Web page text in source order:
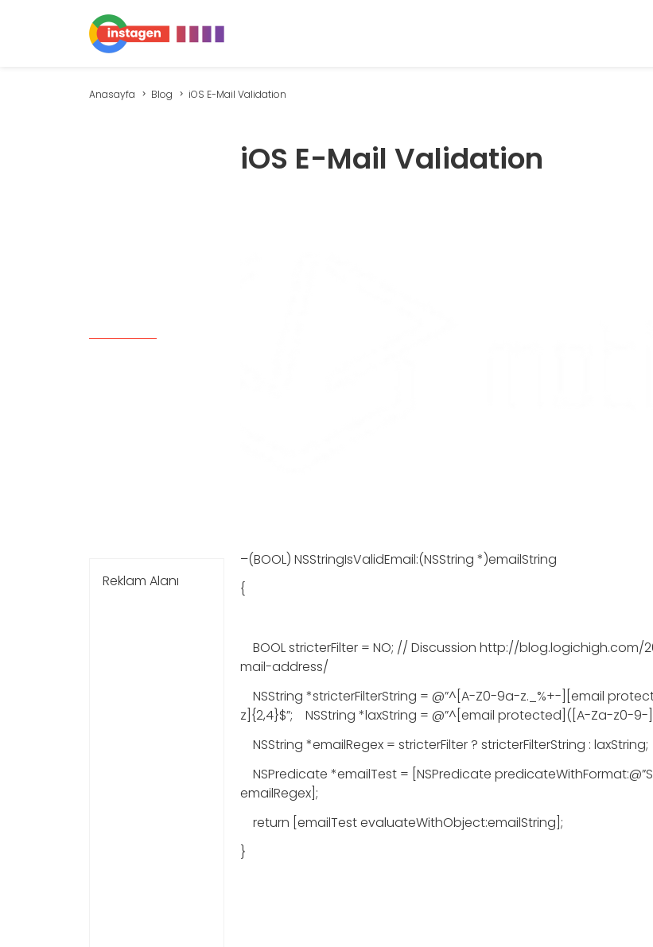
Anasayfa Blog iOS E-Mail Validation
iOS E-Mail Validation
Reklam Alanı
–(BOOL) NSStringIsValidEmail:(NSString *)emailString
{
BOOLstricterFilter = NO; // Discussion http://blog.logichigh.com/
mail-address/
NSString *stricterFilterString = @”^[A-Z0-9a-z._%+-][email
z]{2,4}$”; NSString *laxString = @”^[email protected]([A-Za-z0-9-
NSString *emailRegex = stricterFilter ? stricterFilterString : laxString;
NSPredicate *emailTest = NSPredicate predicateWithFormat:
emailRegex] ;
return emailTestevaluateWithObject:emailString ;
}